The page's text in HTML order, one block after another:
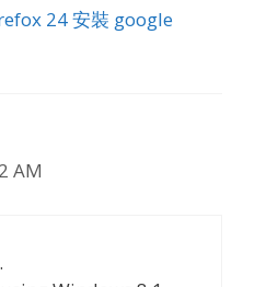
24 安裝 google
AM